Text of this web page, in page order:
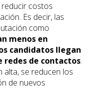
costos
Es decir, las
como
menos en
candidatos llegan
redes de contactos.
alta, se reducen los
de nuevos